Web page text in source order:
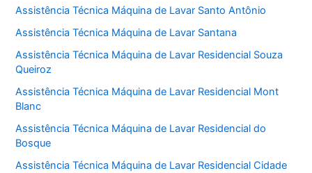
Assistência Técnica Máquina de Lavar Santo Antônio
Assistência Técnica Máquina de Lavar Santana
Assistência Técnica Máquina de Lavar Residencial Souza
Queiroz
Assistência Técnica Máquina de Lavar Residencial Mont
Blanc
Assistência Técnica Máquina de Lavar Residencial do
Bosque
Assistência Técnica Máquina de Lavar Residencial Cidade